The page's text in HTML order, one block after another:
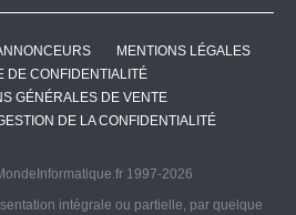
MENTIONS LÉGALES
DE CONFIDENTIALITÉ
GÉNÉRALES DE VENTE
DE LA CONFIDENTIALITÉ
1997-2026
intégrale ou partielle, par quelque